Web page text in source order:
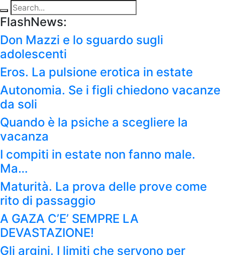
FlashNews:
Don Mazzi e lo sguardo sugli
adolescenti
Eros. La pulsione erotica in estate
Autonomia. Se i figli chiedono vacanze
da soli
Quando è la psiche a scegliere la
vacanza
I compiti in estate non fanno male.
Ma…
Maturità. La prova delle prove come
rito di passaggio
A GAZA C’E’ SEMPRE LA
DEVASTAZIONE!
Gli argini. I limiti che servono per